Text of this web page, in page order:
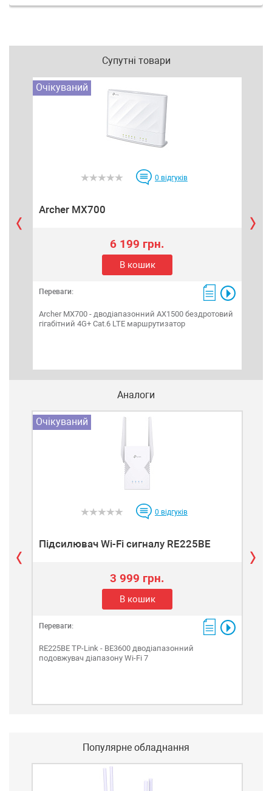
Супутні товари
Очікуваний
0 відгуків
Archer MX700
6 199 грн.
В кошик
Переваги:
Archer MX700 - дводіапазонний AX1500 бездротовий
гігабітний 4G+ Cat.6 LTE маршрутизатор
Аналоги
Очікуваний
0 відгуків
Підсилювач Wi-Fi сигналу RE225BE
3 999 грн.
В кошик
Переваги:
RE225BE TP-Link - BE3600 дводіапазонний
подовжувач діапазону Wi-Fi 7
Популярне обладнання